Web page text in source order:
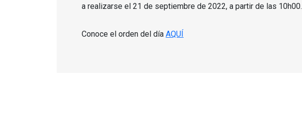
a realizarse el 21 de septiembre de 2022, a partir de las 10h00.
Conoce el orden del día AQUÍ